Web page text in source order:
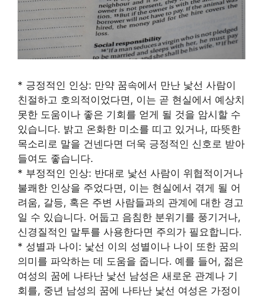
* 긍정적인 인상: 만약 꿈속에서 만난 낯선 사람이
친절하고 호의적이었다면, 이는 곧 현실에서 예상치
못한 도움이나 좋은 기회를 얻게 될 것을 암시할 수
있습니다. 밝고 온화한 미소를 띠고 있거나, 따뜻한
목소리로 말을 건넨다면 더욱 긍정적인 신호로 받아
들여도 좋습니다.
* 부정적인 인상: 반대로 낯선 사람이 위협적이거나
불쾌한 인상을 주었다면, 이는 현실에서 겪게 될 어
려움, 갈등, 혹은 주변 사람들과의 관계에 대한 경고
일 수 있습니다. 어둡고 음침한 분위기를 풍기거나,
신경질적인 말투를 사용한다면 주의가 필요합니다.
* 성별과 나이: 낯선 이의 성별이나 나이 또한 꿈의
의미를 파악하는 데 도움을 줍니다. 예를 들어, 젊은
여성의 꿈에 나타난 낯선 남성은 새로운 관계나 기
회를, 중년 남성의 꿈에 나타난 낯선 여성은 가정이